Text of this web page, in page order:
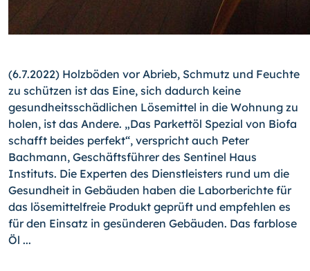
(6.7.2022) Holzböden vor Abrieb, Schmutz und Feuchte
zu schützen ist das Eine, sich dadurch keine
gesundheitsschädlichen Lösemittel in die Wohnung zu
holen, ist das Andere. „Das Parkettöl Spezial von Biofa
schafft beides perfekt“, verspricht auch Peter
Bachmann, Geschäftsführer des Sentinel Haus
Instituts. Die Experten des Dienstleisters rund um die
Gesundheit in Gebäuden haben die Laborberichte für
das lösemittelfreie Produkt geprüft und empfehlen es
für den Einsatz in gesünderen Gebäuden. Das farblose
Öl ...